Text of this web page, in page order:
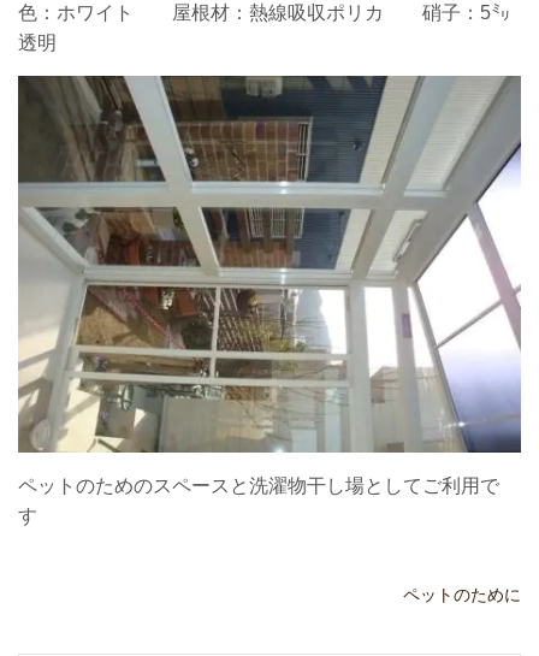
色：ホワイト 屋根材：熱線吸収ポリカ 硝子：5㍉
透明
ペットのためのスペースと洗濯物干し場としてご利用で
す
ペットのために